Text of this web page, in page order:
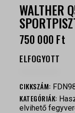
WALTHER
750 000 Ft
ELFOGYOTT
CIKKSZÁM:
KATEGÓRIÁK:
elvihető